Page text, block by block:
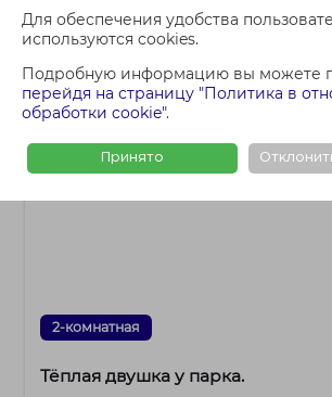
Для обеспечения удобства
используются cookies.
Подробную информацию вы можете
перейдя на страницу "Политика в
обработки cookie".
Принято
2-комнатная
Тёплая двушка у парка.